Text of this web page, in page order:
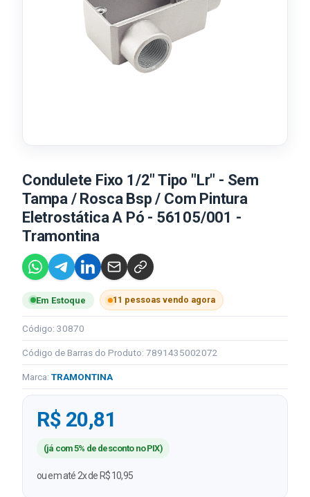
Condulete Fixo 1/2" Tipo "Lr" - Sem
Tampa / Rosca Bsp / Com Pintura
Eletrostática A Pó - 56105/001 -
Tramontina
Em Estoque 11 pessoas vendo agora
Código: 30870
Código de Barras do Produto: 7891435002072
Marca: TRAMONTINA
R$ 20,81
(já com 5% de desconto no PIX)
ou em até 2x de R$ 10,95